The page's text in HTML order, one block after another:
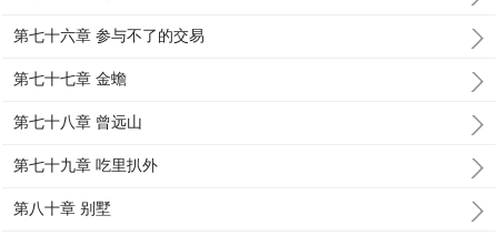
第七十六章 参与不了的交易
第七十七章 金蟾
第七十八章 曾远山
第七十九章 吃里扒外
第八十章 别墅